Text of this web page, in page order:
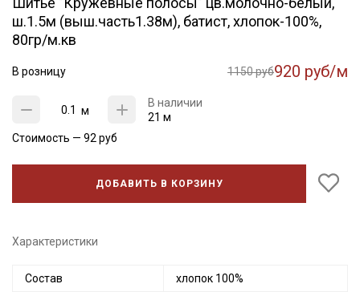
ш.1.5м (выш.часть1.38м), батист, хлопок-100%,
80гр/м.кв
В розницу 1150 руб920 руб/м
м
В наличии
21 м
Стоимость — 92 руб
ДОБАВИТЬ В КОРЗИНУ
Характеристики
Состав хлопок 100%